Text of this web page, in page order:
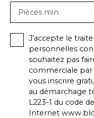
Pièces min
J'accepte le
personnelles
souhaitez pas
commerciale
vous inscrire
au démarchage
L223-1 du code
Internet